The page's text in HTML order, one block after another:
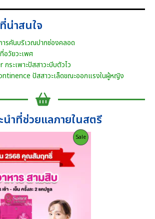
น่าสนใจ
รคันบริเวณปากช่องคลอด
วัยวะเพศ
ระเพาะปัสสาวะบีบตัวไว
ปัสสาวะเล็ดขณะออกแรงในผู้หญิง
ำที่ช่วยแลภายในสตรี
SaleProduct